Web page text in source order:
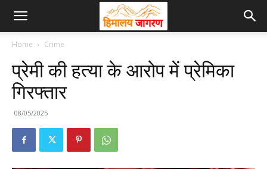
Home Crime
प्रेमी की हत्या के आरोप में प्रेमिका
गिरफ्तार
08/05/2025